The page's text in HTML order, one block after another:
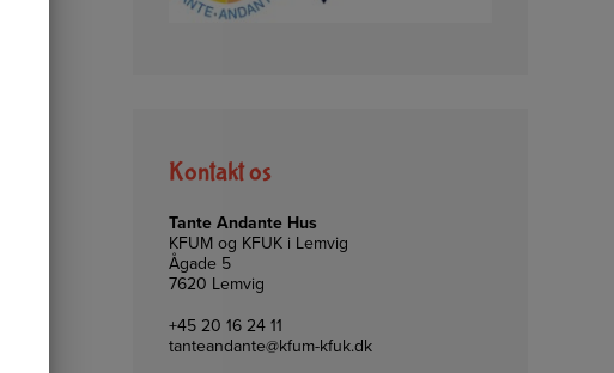
Kontakt os
Tante Andante Hus
KFUM og KFUK i Lemvig
Ågade 5
7620 Lemvig
+45 20 16 24 11
tanteandante@kfum-kfuk.dk